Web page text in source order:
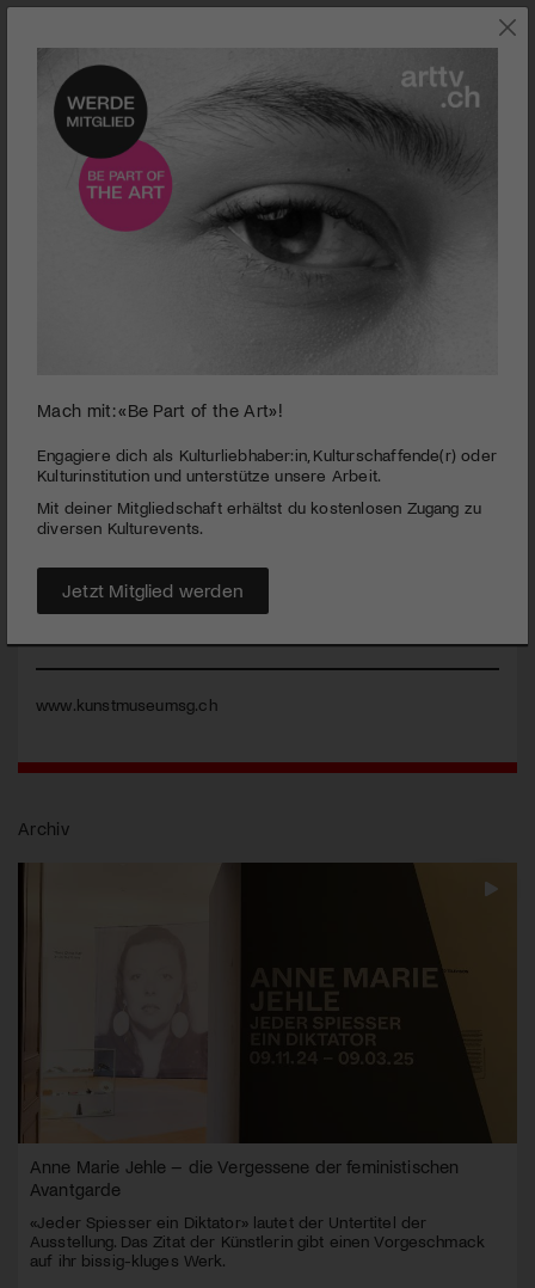
Kunstmuseum St.Gallen
Das Kunstmuseum St.Gallen geniesst mit seinen
Wechselausstellungen zeitgenössischer und moderner Kunst
Ostschweiz beherbergt das Museum eine reiche Sammlung
von Gemälden und Skulpturen vom Spätmittelalter bis zur
LOKbesitzt das Museum, die zweite «Spielstätte». Diese dient
als Kulturlabor für zeitgenössische Kunst. Sie ist Teil des
Kulturzentrums Lokremise St.Gallen, das 2010 vom Kanton
www.kunstmuseumsg.ch
Archiv
Anne Marie Jehle – die Vergessene der feministischen
Avantgarde
«Jeder Spiesser ein Diktator» lautet der Untertitel der
Ausstellung. Das Zitat der Künstlerin gibt einen Vorgeschmack
auf ihr bissig-kluges Werk.
Mach mit: «Be Part of the Art»!
Engagiere dich als Kulturliebhaber:in, Kulturschaffende(r) oder
Kulturinstitution und unterstütze unsere Arbeit.
Mit deiner Mitgliedschaft erhältst du kostenlosen Zugang zu
diversen Kulturevents.
Jetzt Mitglied werden